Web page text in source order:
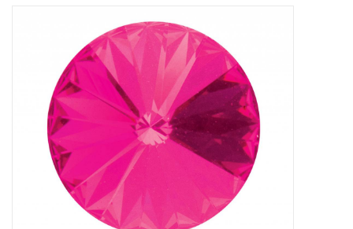
Tassen en meer
Haaraccesoires
Zonnebrillen